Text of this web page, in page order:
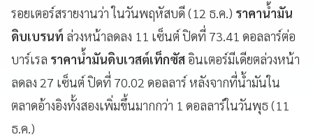
รอยเตอร์สรายงานว่า ในวันพฤหัสบดี (12 ธ.ค.) ราคาน้ำมัน
ดิบเบรนท์ ล่วงหน้าลดลง 11 เซ็นต์ ปิดที่ 73.41 ดอลลาร์ต่อ
บาร์เรล ราคาน้ำมันดิบเวสต์เท็กซัส อินเตอร์มีเดียตล่วงหน้า
ลดลง 27 เซ็นต์ ปิดที่ 70.02 ดอลลาร์ หลังจากที่น้ำมันใน
ตลาดอ้างอิงทั้งสองเพิ่มขึ้นมากกว่า 1 ดอลลาร์ในวันพุธ (11
ธ.ค.)